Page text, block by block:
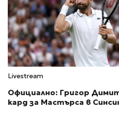
Livestream
Официално: Григор
кард за Мастърса в